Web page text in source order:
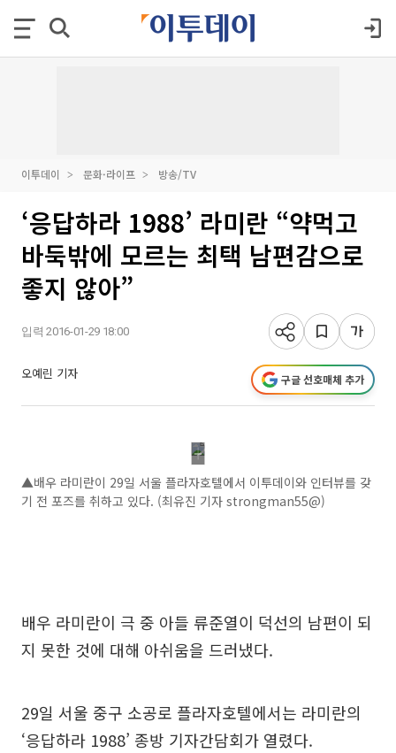
이투데이 문화·라이프 방송/TV
‘응답하라 1988’ 라미란 “약먹고
바둑밖에 모르는 최택 남편감으로
좋지 않아”
입력 2016-01-29 18:00
오예린 기자 구글 선호매체 추가
▲배우 라미란이 29일 서울 플라자호텔에서 이투데이와 인터뷰를 갖
기 전 포즈를 취하고 있다. (최유진 기자 strongman55@)
배우 라미란이 극 중 아들 류준열이 덕선의 남편이 되
지 못한 것에 대해 아쉬움을 드러냈다.
29일 서울 중구 소공로 플라자호텔에서는 라미란의
‘응답하라 1988’ 종방 기자간담회가 열렸다.